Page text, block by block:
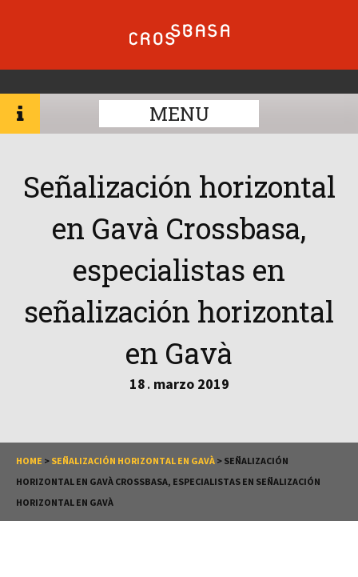
MENU
Señalización horizontal
en Gavà Crossbasa,
especialistas en
señalización horizontal
en Gavà
18 . marzo 2019
HOME > SEÑALIZACIÓN HORIZONTAL EN GAVÀ > SEÑALIZACIÓN
HORIZONTAL EN GAVÀ CROSSBASA, ESPECIALISTAS EN SEÑALIZACIÓN
HORIZONTAL EN GAVÀ